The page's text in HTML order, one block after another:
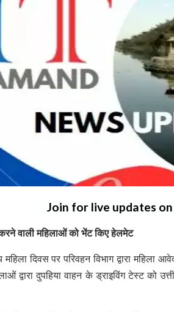
Join for live updates on
करने वाली महिलाओं को भेंट किए हेलमेट
महिला दिवस पर परिवहन विभाग द्वारा
दुपहिया वाहन के ड्राइविंग टेस्ट को